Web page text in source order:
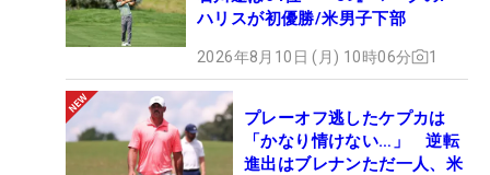
ハリスが初優勝/米男子下部
2026年8月10日 (月) 10時06分 1
プレーオフ逃したケプカは
「かなり情けない…」 逆転
進出はブレナンただ一人、米